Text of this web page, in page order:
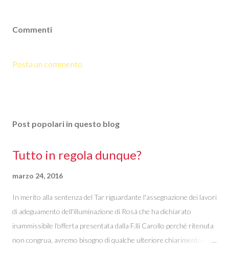
Commenti
Posta un commento
Post popolari in questo blog
Tutto in regola dunque?
marzo 24, 2016
In merito alla sentenza del Tar riguardante l'assegnazione dei lavori
di adeguamento dell'illuminazione di Rosá che ha dichiarato
inammissibile l'offerta presentata dalla F.lli Carollo perché ritenuta
non congrua, avremo bisogno di qualche ulteriore chiarimento da